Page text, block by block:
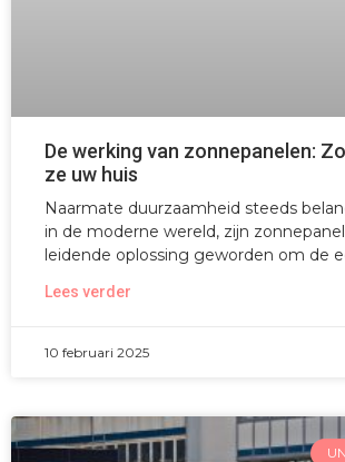
De werking van zonnepanelen:
ze uw huis
Naarmate duurzaamheid steeds
in de moderne wereld, zijn
leidende oplossing geworden om de
Lees verder
10 februari 2025